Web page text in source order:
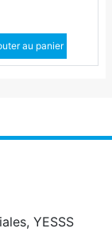
quantité
quantité
au panier
YESSS